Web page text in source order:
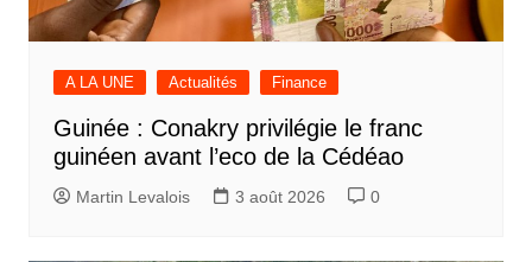
A LA UNE Actualités Finance
Guinée : Conakry privilégie le franc
guinéen avant l’eco de la Cédéao
Martin Levalois 3 août 2026 0